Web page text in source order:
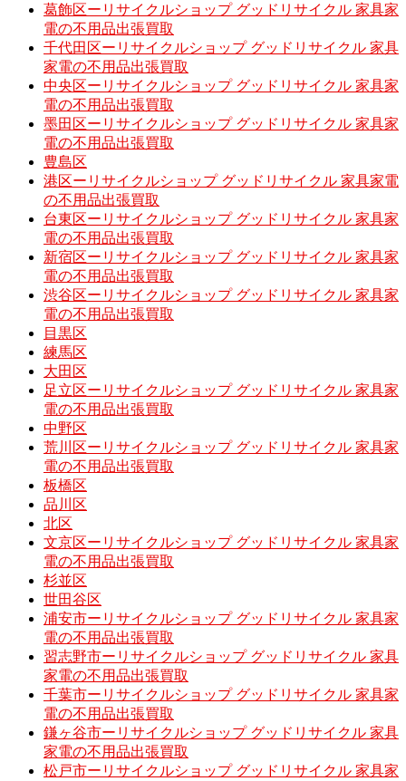
葛飾区ーリサイクルショップ グッドリサイクル 家具家
電の不用品出張買取
千代田区ーリサイクルショップ グッドリサイクル 家具
家電の不用品出張買取
中央区ーリサイクルショップ グッドリサイクル 家具家
電の不用品出張買取
墨田区ーリサイクルショップ グッドリサイクル 家具家
電の不用品出張買取
豊島区
港区ーリサイクルショップ グッドリサイクル 家具家電
の不用品出張買取
台東区ーリサイクルショップ グッドリサイクル 家具家
電の不用品出張買取
新宿区ーリサイクルショップ グッドリサイクル 家具家
電の不用品出張買取
渋谷区ーリサイクルショップ グッドリサイクル 家具家
電の不用品出張買取
目黒区
練馬区
大田区
足立区ーリサイクルショップ グッドリサイクル 家具家
電の不用品出張買取
中野区
荒川区ーリサイクルショップ グッドリサイクル 家具家
電の不用品出張買取
板橋区
品川区
北区
文京区ーリサイクルショップ グッドリサイクル 家具家
電の不用品出張買取
杉並区
世田谷区
浦安市ーリサイクルショップ グッドリサイクル 家具家
電の不用品出張買取
習志野市ーリサイクルショップ グッドリサイクル 家具
家電の不用品出張買取
千葉市ーリサイクルショップ グッドリサイクル 家具家
電の不用品出張買取
鎌ヶ谷市ーリサイクルショップ グッドリサイクル 家具
家電の不用品出張買取
松戸市ーリサイクルショップ グッドリサイクル 家具家